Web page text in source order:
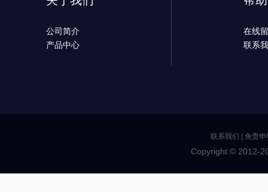
公司简介
产品中心
在线
联系
联系我们 免责申
Copyright © 2012-